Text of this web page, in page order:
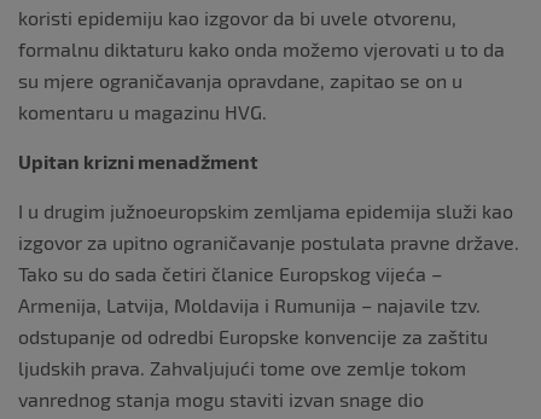
koristi epidemiju kao izgovor da bi uvele otvorenu,
formalnu diktaturu kako onda možemo vjerovati u to da
su mjere ograničavanja opravdane, zapitao se on u
komentaru u magazinu HVG.
Upitan krizni menadžment
I u drugim južnoeuropskim zemljama epidemija služi kao
izgovor za upitno ograničavanje postulata pravne države.
Tako su do sada četiri članice Europskog vijeća –
Armenija, Latvija, Moldavija i Rumunija – najavile tzv.
odstupanje od odredbi Europske konvencije za zaštitu
ljudskih prava. Zahvaljujući tome ove zemlje tokom
vanrednog stanja mogu staviti izvan snage dio